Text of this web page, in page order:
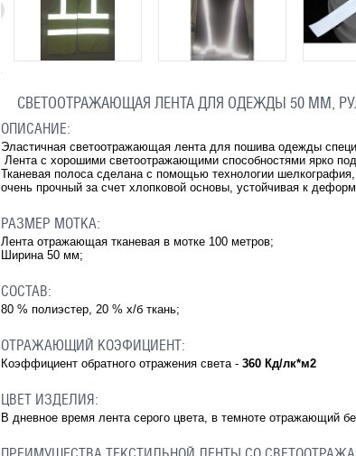
СВЕТООТРАЖАЮЩАЯ ЛЕНТА ДЛЯ ОДЕЖДЫ 50 ММ,
ОПИСАНИЕ:
Эластичная светоотражающая лента для пошива одежды
Лента с хорошими светоотражающими способностями ярко
Тканевая полоса сделана с помощью технологии
очень прочный за счет хлопковой основы, устойчивая к
РАЗМЕР МОТКА:
Лента отражающая тканевая в мотке 100 метров;
Ширина 50 мм;
СОСТАВ:
80 % полиэстер, 20 % х/б ткань;
ОТРАЖАЮЩИЙ КОЭФИЦИЕНТ:
Коэффициент обратного отражения света -360 Кд/лк*м2
ЦВЕТ ИЗДЕЛИЯ:
В дневное время лента серого цвета, в темноте отражающий